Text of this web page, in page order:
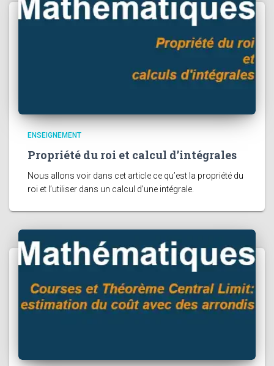
ENSEIGNEMENT
Propriété du roi et calcul d’intégrales
Nous allons voir dans cet article ce qu’est la propriété du
roi et l’utiliser dans un calcul d’une intégrale.